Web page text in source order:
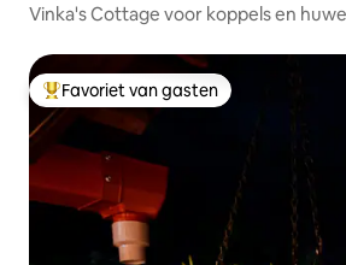
Vinka's Cottage voor koppels
Topfavoriet van gasten
Favoriet van gasten